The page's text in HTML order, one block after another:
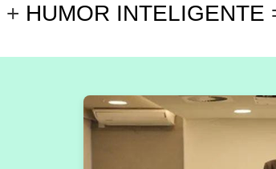
+ HUMOR INTELIGENTE